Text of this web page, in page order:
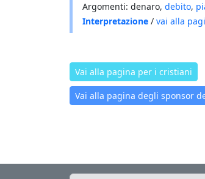
Argomenti: denaro, debito,
Interpretazione / vai alla
Vai alla pagina per i cristiani
Vai alla pagina degli sponsor